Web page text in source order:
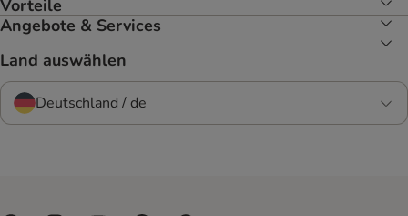
Vorteile
Angebote & Services
Land auswählen
Deutschland / de